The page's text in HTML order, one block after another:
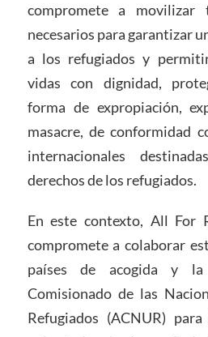
compromete a movilizar
necesarios para garantizar
a los refugiados y
vidas con dignidad,
forma de expropiación,
masacre, de conformidad
internacionales
derechos de los refugiados.
En este contexto, All For
compromete a colaborar
países de acogida y
Comisionado de las
Refugiados (ACNUR)